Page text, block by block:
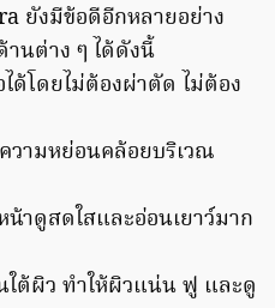
ยังมีข้อดีอีกหลายอย่าง
นต่าง ๆ ได้ดังนี้
ด้โดยไม่ต้องผ่าตัด ไม่ต้อง
วามหย่อนคล้อยบริเวณ
าดูสดใสและอ่อนเยาว์มาก
ใต้ผิว ทำให้ผิวแน่น ฟู และดู